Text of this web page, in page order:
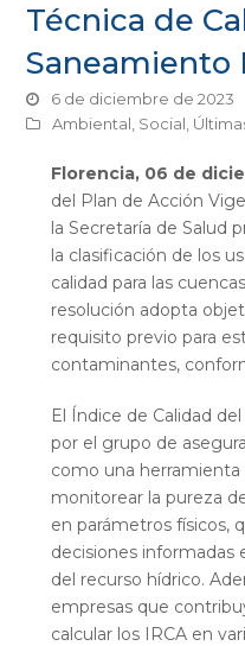
Técnica de
Saneamiento
6 de diciembre de 2023
Ambiental Social
Florencia, 06 de
del Plan de Acción
la Secretaría de Salud
la clasificación de los
calidad para las
resolución adopta
requisito previo para
contaminantes,
El Índice de Calidad
por el grupo de
como una herramienta
monitorear la pureza
en parámetros físicos,
decisiones informadas
del recurso hídrico.
empresas que
calcular los IRCA en